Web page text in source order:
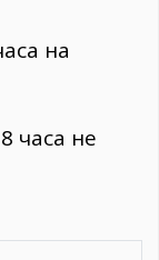
на
часа не